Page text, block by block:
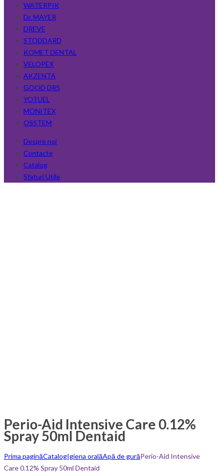
WATERPIK
Dr. MAYER
DREVE
STODDARD
KOMET DENTAL
VELOPEX
AKZENTA
GOOD DRS
YOTUEL
MONITEX
OSSTEM
Despre noi
Contacte
Catalog
Sfaturi Utile
Perio-Aid Intensive Care 0.12%
Spray 50ml Dentaid
Prima paginăCatalogIgiena oralăApă de gurăPerio-Aid Intensive
Care 0.12% Spray 50ml Dentaid